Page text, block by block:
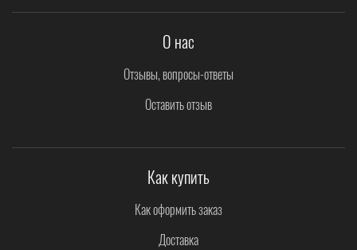
О нас
Отзывы, вопросы-ответы
Оставить отзыв
Как купить
Как оформить заказ
Доставка